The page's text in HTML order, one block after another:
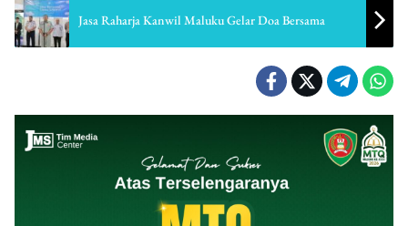
Jasa Raharja Kanwil Maluku Gelar Doa Bersama